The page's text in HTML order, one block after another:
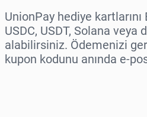
UnionPay hediye
USDC, USDT, Solana veya
alabilirsiniz. Ödemenizi
kupon kodunu anında e-